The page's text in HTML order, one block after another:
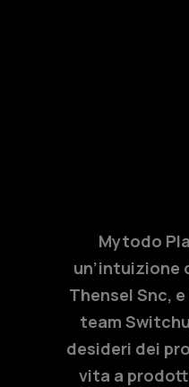
Mytodo
un’intuizione
Thensel Snc,
team
desideri dei
vita a